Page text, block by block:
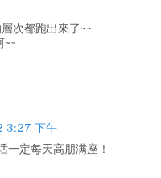
次都跑出來了~~
~~
3:27 下午
一定每天高朋满座！